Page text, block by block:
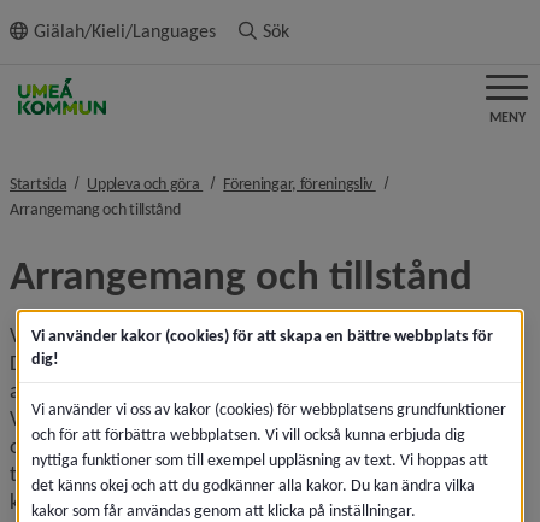
innehållet
Giälah/Kieli/Languages Sök
MENY
Startsida Uppleva och göra nivå i brödsmulenavigeringen
Föreningar, föreningsliv nivå i
Arrangemang och tillståndnivå i brödsmulenavigeringen
Arrangemang och tillstånd
Vi vill att du ska känna dig säker i rollen som arrangör.
Därför har Umeå kommun samlat praktisk information för
att underlätta för nya men också redan erfarna arrangörer.
Via Umeå kommuns evenemangslots hittar du information
om platser och arenor Umeå har att erbjuda, vad man bör
tänka på när man arrangerar ett evenemang samt
kontaktinformation till berörda verksamheter.
Vi använder kakor (cookies) för att skapa en bättre webbplats för
dig!
Vi använder vi oss av kakor (cookies) för webbplatsens grundfunktioner
och för att förbättra webbplatsen. Vi vill också kunna erbjuda dig
nyttiga funktioner som till exempel uppläsning av text. Vi hoppas att
det känns okej och att du godkänner alla kakor. Du kan ändra vilka
kakor som får användas genom att klicka på inställningar.